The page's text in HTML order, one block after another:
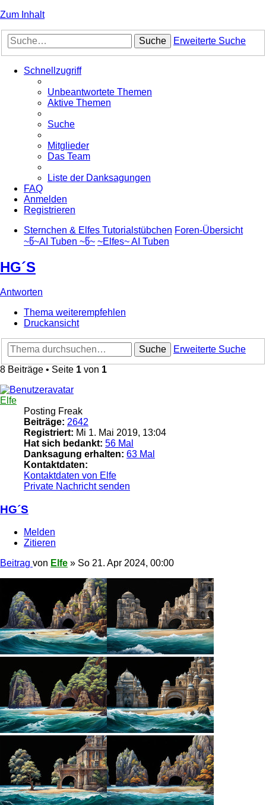
Zum Inhalt
Suche Erweiterte Suche
Schnellzugriff
Unbeantwortete Themen
Aktive Themen
Suche
Mitglieder
Das Team
Liste der Danksagungen
FAQ
Anmelden
Registrieren
Sternchen & Elfes Tutorialstübchen Foren-Übersicht
~წ~AI Tuben ~წ~ ~Elfes~ AI Tuben
HG´S
Antworten
Thema weiterempfehlen
Druckansicht
Suche
Erweiterte Suche
8 Beiträge • Seite 1 von 1
Elfe
Posting Freak
Beiträge: 2642
Registriert: Mi 1. Mai 2019, 13:04
Hat sich bedankt: 56 Mal
Danksagung erhalten: 63 Mal
Kontaktdaten:
Kontaktdaten von Elfe
Private Nachricht senden
HG´S
Melden
Zitieren
Beitrag von Elfe » So 21. Apr 2024, 00:00